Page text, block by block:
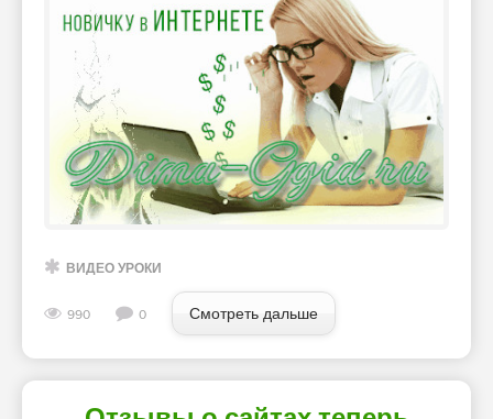
ВИДЕО УРОКИ
990 0 Смотреть дальше